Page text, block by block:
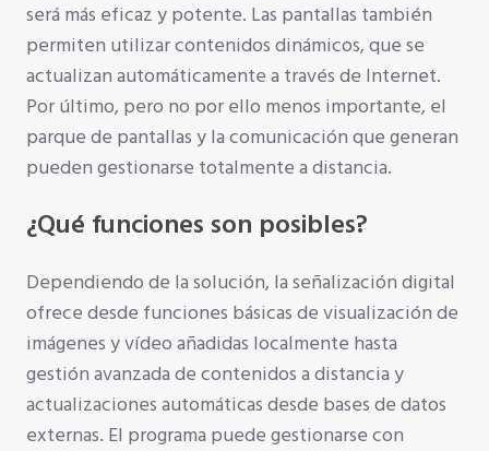
será más eficaz y potente. Las pantallas también
permiten utilizar contenidos dinámicos, que se
actualizan automáticamente a través de Internet.
Por último, pero no por ello menos importante, el
parque de pantallas y la comunicación que generan
pueden gestionarse totalmente a distancia.
¿Qué funciones son posibles?
Dependiendo de la solución, la señalización digital
ofrece desde funciones básicas de visualización de
imágenes y vídeo añadidas localmente hasta
gestión avanzada de contenidos a distancia y
actualizaciones automáticas desde bases de datos
externas. El programa puede gestionarse con